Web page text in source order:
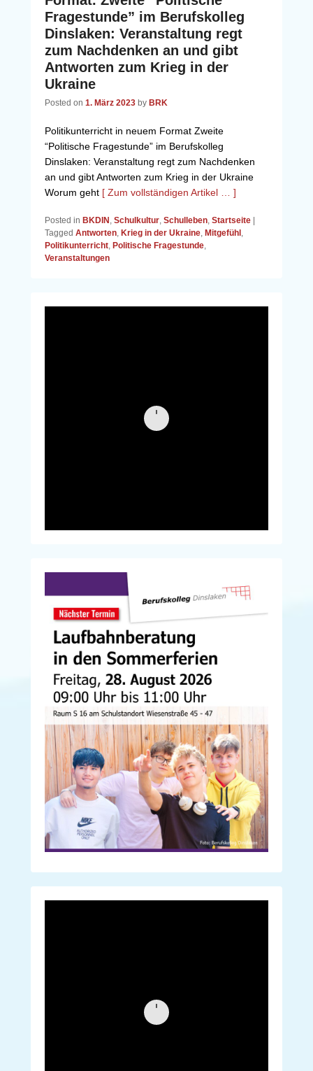
Fragestunde” im Berufskolleg
Dinslaken: Veranstaltung regt
zum Nachdenken an und gibt
Antworten zum Krieg in der
Ukraine
Posted on 1. März 2023 by BRK
Politikunterricht in neuem Format Zweite
“Politische Fragestunde” im Berufskolleg
Dinslaken: Veranstaltung regt zum Nachdenken
an und gibt Antworten zum Krieg in der Ukraine
Worum geht [ Zum vollständigen Artikel … ]
Posted in BKDIN, Schulkultur, Schulleben, Startseite |
Tagged Antworten, Krieg in der Ukraine, Mitgefühl,
Politikunterricht, Politische Fragestunde,
Veranstaltungen